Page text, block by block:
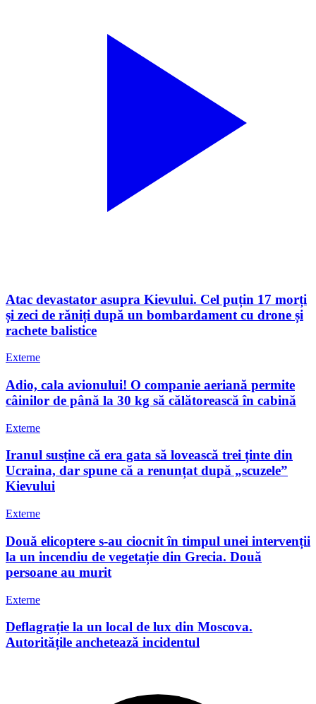
Atac devastator asupra Kievului. Cel puțin 17 morți
și zeci de răniți după un bombardament cu drone și
rachete balistice
Externe
Adio, cala avionului! O companie aeriană permite
câinilor de până la 30 kg să călătorească în cabină
Externe
Iranul susține că era gata să lovească trei ținte din
Ucraina, dar spune că a renunțat după „scuzele”
Kievului
Externe
Două elicoptere s-au ciocnit în timpul unei intervenții
la un incendiu de vegetație din Grecia. Două
persoane au murit
Externe
Deflagrație la un local de lux din Moscova.
Autoritățile anchetează incidentul